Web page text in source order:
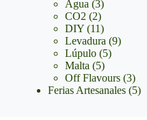
Agua (3)
CO2 (2)
DIY (11)
Levadura (9)
Lúpulo (5)
Malta (5)
Off Flavours (3)
Ferias Artesanales (5)